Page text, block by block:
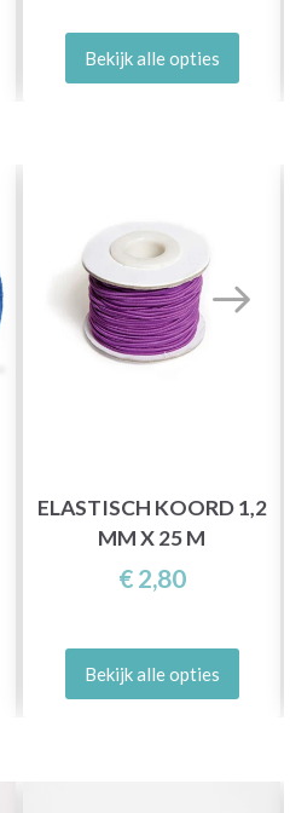
Bekijk alle opties
ELASTISCH KOORD 1,2
MM X 25 M
€ 2,80
Bekijk alle opties